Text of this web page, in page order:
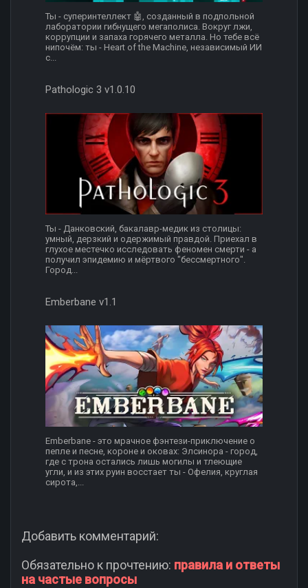
Ты - суперинтеллект 🤖, созданный в подпольной
лаборатории гибнущего мегаполиса. Вокруг лжи,
коррупции и запаха горячего металла. Но тебе всё
нипочём: ты - Heart of the Machine, независимый ИИ
с...
Pathologic 3 v1.0.10
Ты - Данковский, бакалавр-медик из столицы:
умный, дерзкий и одержимый правдой. Приехал в
глухое местечко исследовать феномен смерти - а
получил эпидемию и мёртвого "бессмертного".
Город...
Emberbane v1.1
Emberbane - это мрачное фэнтези-приключение о
пепле и песне, короне и оковах: Элсинора - город,
где с трона остались лишь могилы и тлеющие
угли, и из этих руин восстает ты - Офелия, круглая
сирота,...
Добавить комментарий:
Обязательно к прочтению: правила и ответы
на частые вопросы